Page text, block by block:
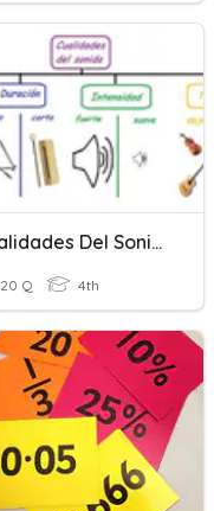
Cualidades Del Sonido
20 Q 4th